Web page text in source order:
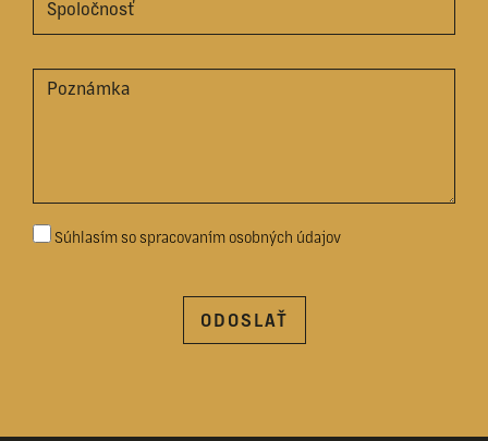
Súhlasím so spracovaním osobných údajov
ODOSLAŤ